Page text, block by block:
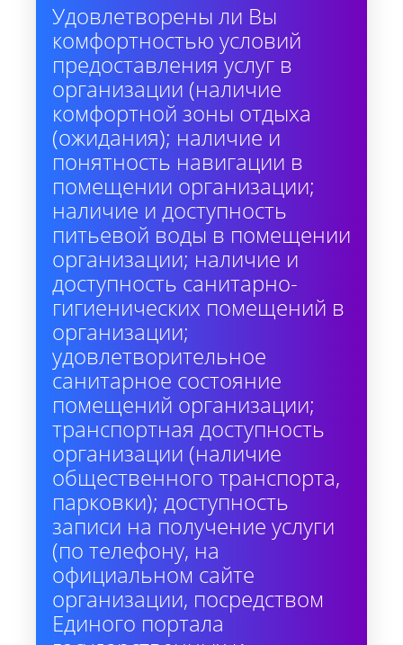
Удовлетворены ли Вы
комфортностью условий
предоставления услуг в
организации (наличие
комфортной зоны отдыха
(ожидания); наличие и
понятность навигации в
помещении организации;
наличие и доступность
питьевой воды в помещении
организации; наличие и
доступность санитарно-
гигиенических помещений в
организации;
удовлетворительное
санитарное состояние
помещений организации;
транспортная доступность
организации (наличие
общественного транспорта,
парковки); доступность
записи на получение услуги
(по телефону, на
официальном сайте
организации, посредством
Единого портала